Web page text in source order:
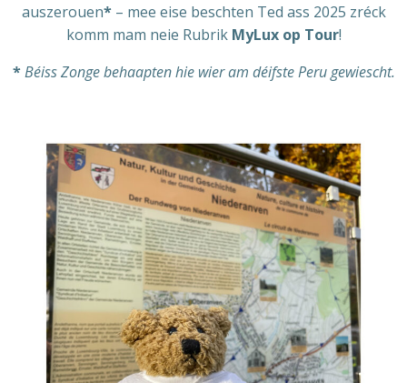
auszerouen*– mee eise beschten Ted ass 2025 zréck
komm mam neie Rubrik MyLux op Tour!
*Béiss Zonge behaapten hie wier am déifste Peru gewiescht.